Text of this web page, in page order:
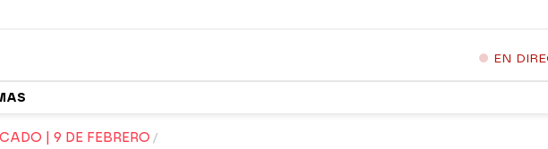
EN
| 9 DE FEBRERO